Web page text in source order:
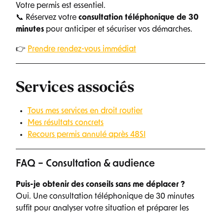
Votre permis est essentiel.
📞 Réservez votre consultation téléphonique de 30
minutes pour anticiper et sécuriser vos démarches.
👉 Prendre rendez-vous immédiat
Services associés
Tous mes services en droit routier
Mes résultats concrets
Recours permis annulé après 48SI
FAQ – Consultation & audience
Puis-je obtenir des conseils sans me déplacer ?
Oui. Une consultation téléphonique de 30 minutes
suffit pour analyser votre situation et préparer les